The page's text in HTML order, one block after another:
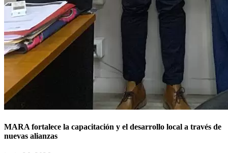
MARA fortalece la capacitación y el desarrollo local a través de
nuevas alianzas